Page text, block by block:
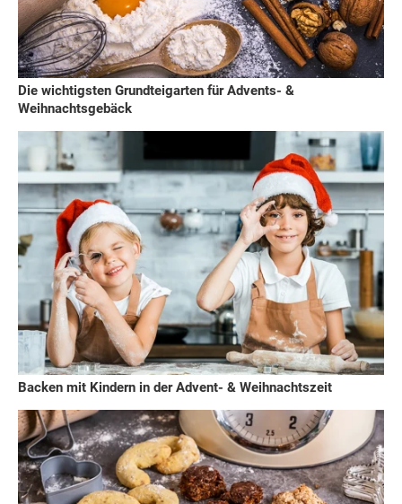
Die wichtigsten Grundteigarten für Advents- &
Weihnachtsgebäck
Backen mit Kindern in der Advent- & Weihnachtszeit